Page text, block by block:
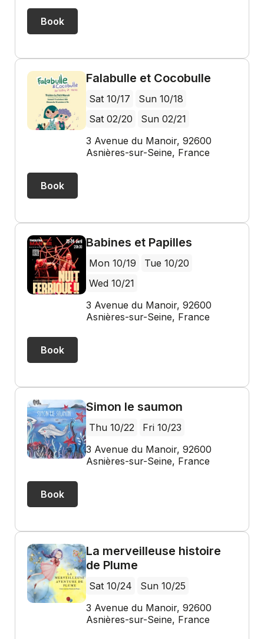
Book
Falabulle et Cocobulle
Sat 10/17
Sun 10/18
Sat 02/20
Sun 02/21
3 Avenue du Manoir, 92600
Asnières-sur-Seine, France
Book
Babines et Papilles
Mon 10/19
Tue 10/20
Wed 10/21
3 Avenue du Manoir, 92600
Asnières-sur-Seine, France
Book
Simon le saumon
Thu 10/22
Fri 10/23
3 Avenue du Manoir, 92600
Asnières-sur-Seine, France
Book
La merveilleuse histoire
de Plume
Sat 10/24
Sun 10/25
3 Avenue du Manoir, 92600
Asnières-sur-Seine, France